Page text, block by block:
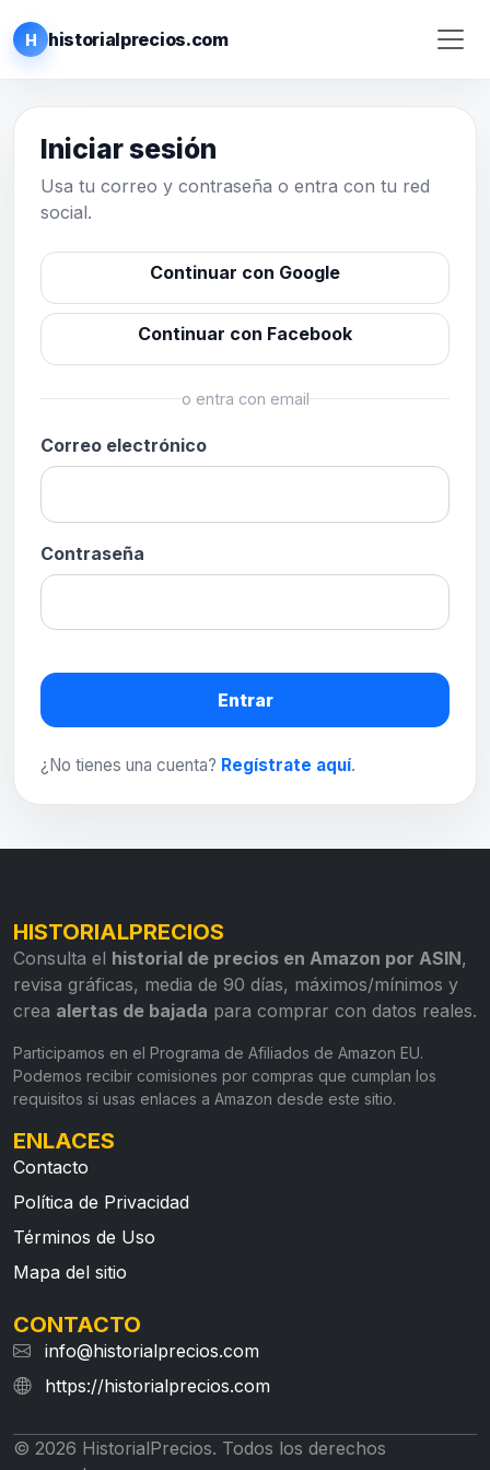
H historialprecios.com
Iniciar sesión
Usa tu correo y contraseña o entra con tu red
social.
Continuar con Google
Continuar con Facebook
o entra con email
Correo electrónico
Contraseña
Entrar
¿No tienes una cuenta? Regístrate aquí.
HISTORIALPRECIOS
Consulta el historial de precios en Amazon por ASIN,
revisa gráficas, media de 90 días, máximos/mínimos y
crea alertas de bajada para comprar con datos reales.
Participamos en el Programa de Afiliados de Amazon EU.
Podemos recibir comisiones por compras que cumplan los
requisitos si usas enlaces a Amazon desde este sitio.
ENLACES
Contacto
Política de Privacidad
Términos de Uso
Mapa del sitio
CONTACTO
info@historialprecios.com
https://historialprecios.com
© 2026 HistorialPrecios. Todos los derechos